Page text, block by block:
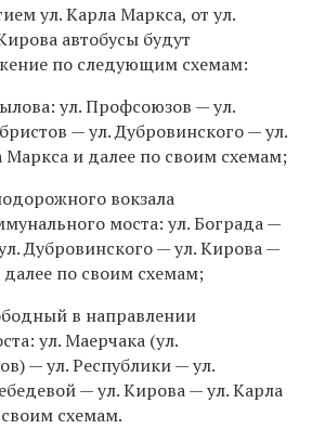
ул. Карла Маркса, от ул.
автобусы будут
по следующим схемам:
ул. Профсоюзов — ул.
— ул. Дубровинского — ул.
и далее по своим схемам;
вокзала
моста: ул. Бограда —
Дубровинского — ул. Кирова —
по своим схемам;
в направлении
ул. Маерчака (ул.
— ул. Республики — ул.
— ул. Кирова — ул. Карла
схемам.